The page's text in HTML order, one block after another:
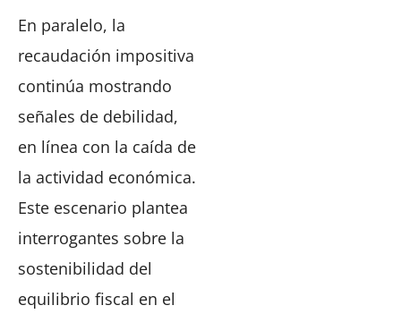
En paralelo, la
recaudación impositiva
continúa mostrando
señales de debilidad,
en línea con la caída de
la actividad económica.
Este escenario plantea
interrogantes sobre la
sostenibilidad del
equilibrio fiscal en el